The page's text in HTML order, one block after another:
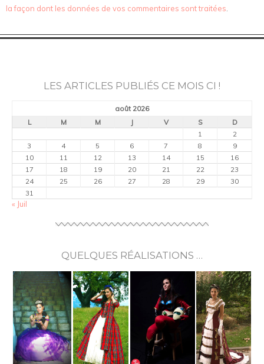
la façon dont les données de vos commentaires sont traitées
LES ARTICLES PUBLIÉS CE MOIS CI !
août 2026
L
M M J V S
D
1
2
3
4 5 6 7 8
9
10
11 12 13 14 15
16
17
18 19 20 21 22
23
24
25 26 27 28 29
30
31
« Juil
QUELQUES RÉALISATIONS …